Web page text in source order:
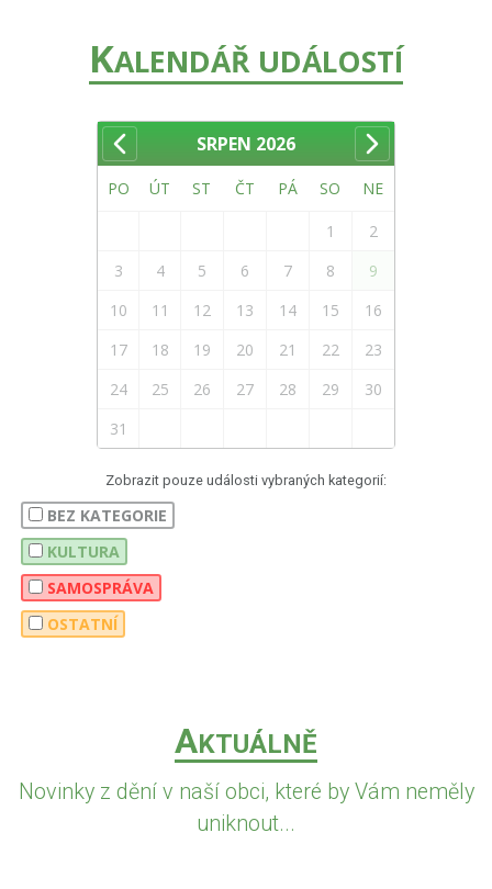
KALENDÁŘ UDÁLOSTÍ
SRPEN 2026
PO ÚT ST ČT PÁ SO NE
1
2
3
4 5 6 7 8
9
10
11 12 13 14 15
16
17
18 19 20 21 22
23
24
25 26 27 28 29
30
31
Zobrazit pouze události vybraných kategorií:
BEZ KATEGORIE
KULTURA
SAMOSPRÁVA
OSTATNÍ
AKTUÁLNĚ
Novinky z dění v naší obci, které by Vám neměly
uniknout...